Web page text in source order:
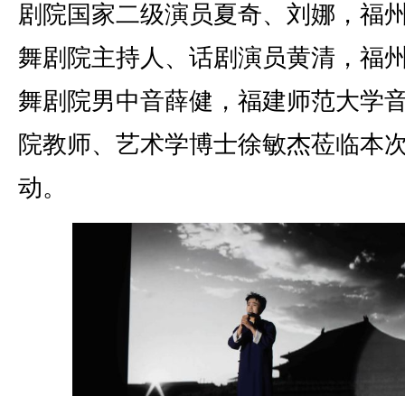
剧院国家二级演员夏奇、刘娜，福
舞剧院主持人、话剧演员黄清，福
舞剧院男中音薛健，福建师范大学
院教师、艺术学博士徐敏杰莅临本
动。